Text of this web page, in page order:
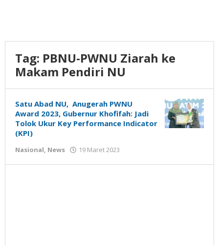
Tag: PBNU-PWNU Ziarah ke
Makam Pendiri NU
Satu Abad NU, Anugerah PWNU
Award 2023, Gubernur Khofifah: Jadi
Tolok Ukur Key Performance Indicator
(KPI)
Nasional, News 19 Maret 2023
Susanto